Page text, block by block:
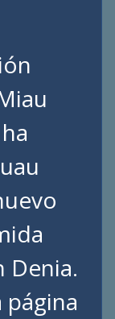
Denia.